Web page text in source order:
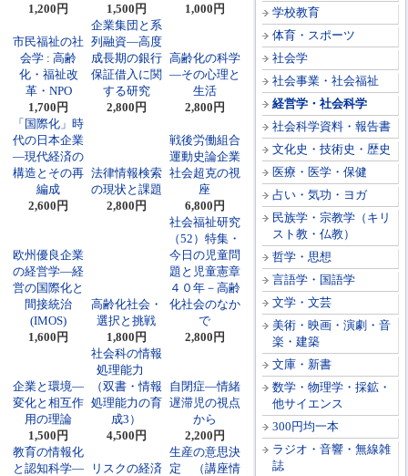
学校教育
体育・スポーツ
社会学
社会事業・社会福祉
経営学・社会科学
社会科学資料・報告書
文化史・技術史・歴史
医療・医学・保健
占い・気功・ヨガ
民族学・宗教学（キリ
スト教・仏教）
哲学・思想
言語学・国語学
文学・文芸
美術・映画・演劇・音
楽・建築
文庫・新書
数学・物理学・採鉱・
他サイエンス
300円均一本
ラジオ・音響・無線雑
誌
1,200円
1,500円
1,000円
市民福祉の社
会学 : 高齢
化・福祉改
革・NPO
1,700円
企業集団と系
列融資―高度
成長期の銀行
保証借入に関
する研究
2,800円
高齢化の科学
―その心理と
生活
2,800円
「国際化」時
代の日本企業
―現代経済の
構造とその再
編成
2,600円
法律情報検索
の現状と課題
2,800円
戦後労働組合
運動史論企業
社会超克の視
座
6,800円
欧州優良企業
の経営学―経
営の国際化と
間接統治
(IMOS)
1,600円
高齢化社会・
選択と挑戦
1,800円
社会福祉研究
（52）特集・
今日の児童問
題と児童憲章
４０年－高齢
化社会のなか
で
2,800円
企業と環境―
変化と相互作
用の理論
1,500円
社会科の情報
処理能力
（双書・情報
処理能力の育
成3）
4,500円
自閉症―情緒
遅滞児の視点
から
2,200円
教育の情報化
と認知科学―
リスクの経済
生産の意思決
定 （講座情